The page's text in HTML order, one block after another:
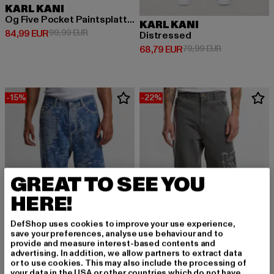
KARL KANI
Og Five Pocket Paintsplatter Denim Bleached
84,99 EUR
Derzeitiger Preis: 84,99 EUR
99,99 EURAktionspreis: 99,99 EUR
KARL KANI
Distressed
68,79 EUR
Derzeitiger Preis: 68,79 EUR
79,99 EURAktionspreis:
-15% -22%
KARL KANI
GREAT TO SEE YOU
HERE!
DefShop uses cookies to improve your use experience,
save your preferences, analyse use behaviour and to
provide and measure interest-based contents and
advertising. In addition, we allow partners to extract data
or to use cookies. This may also include the processing of